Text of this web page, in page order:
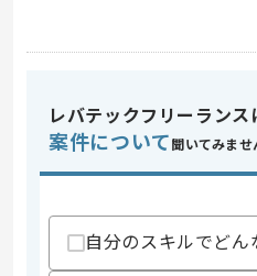
・社
歓迎
・ベ
スキ
レバテックフリーランス
案件について 聞いてみませ
自分のスキルでどん